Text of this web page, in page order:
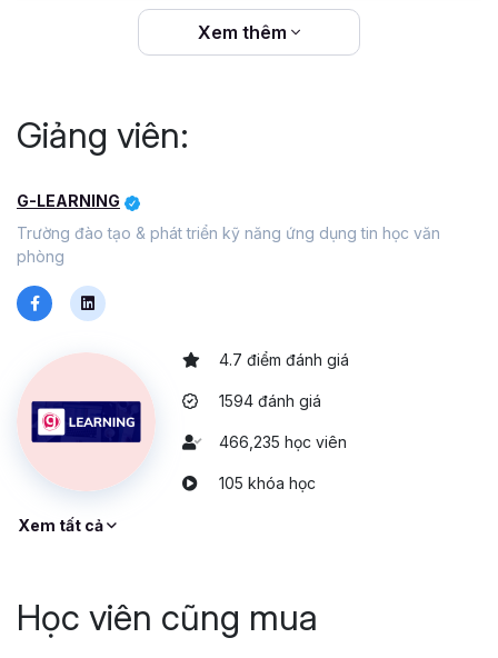
Xem thêm
Giảng viên:
G-LEARNING
Trường đào tạo & phát triển kỹ năng ứng dụng tin học văn
phòng
4.7 điểm đánh giá
1594 đánh giá
466,235 học viên
105 khóa học
Xem tất cả
Học viên cũng mua